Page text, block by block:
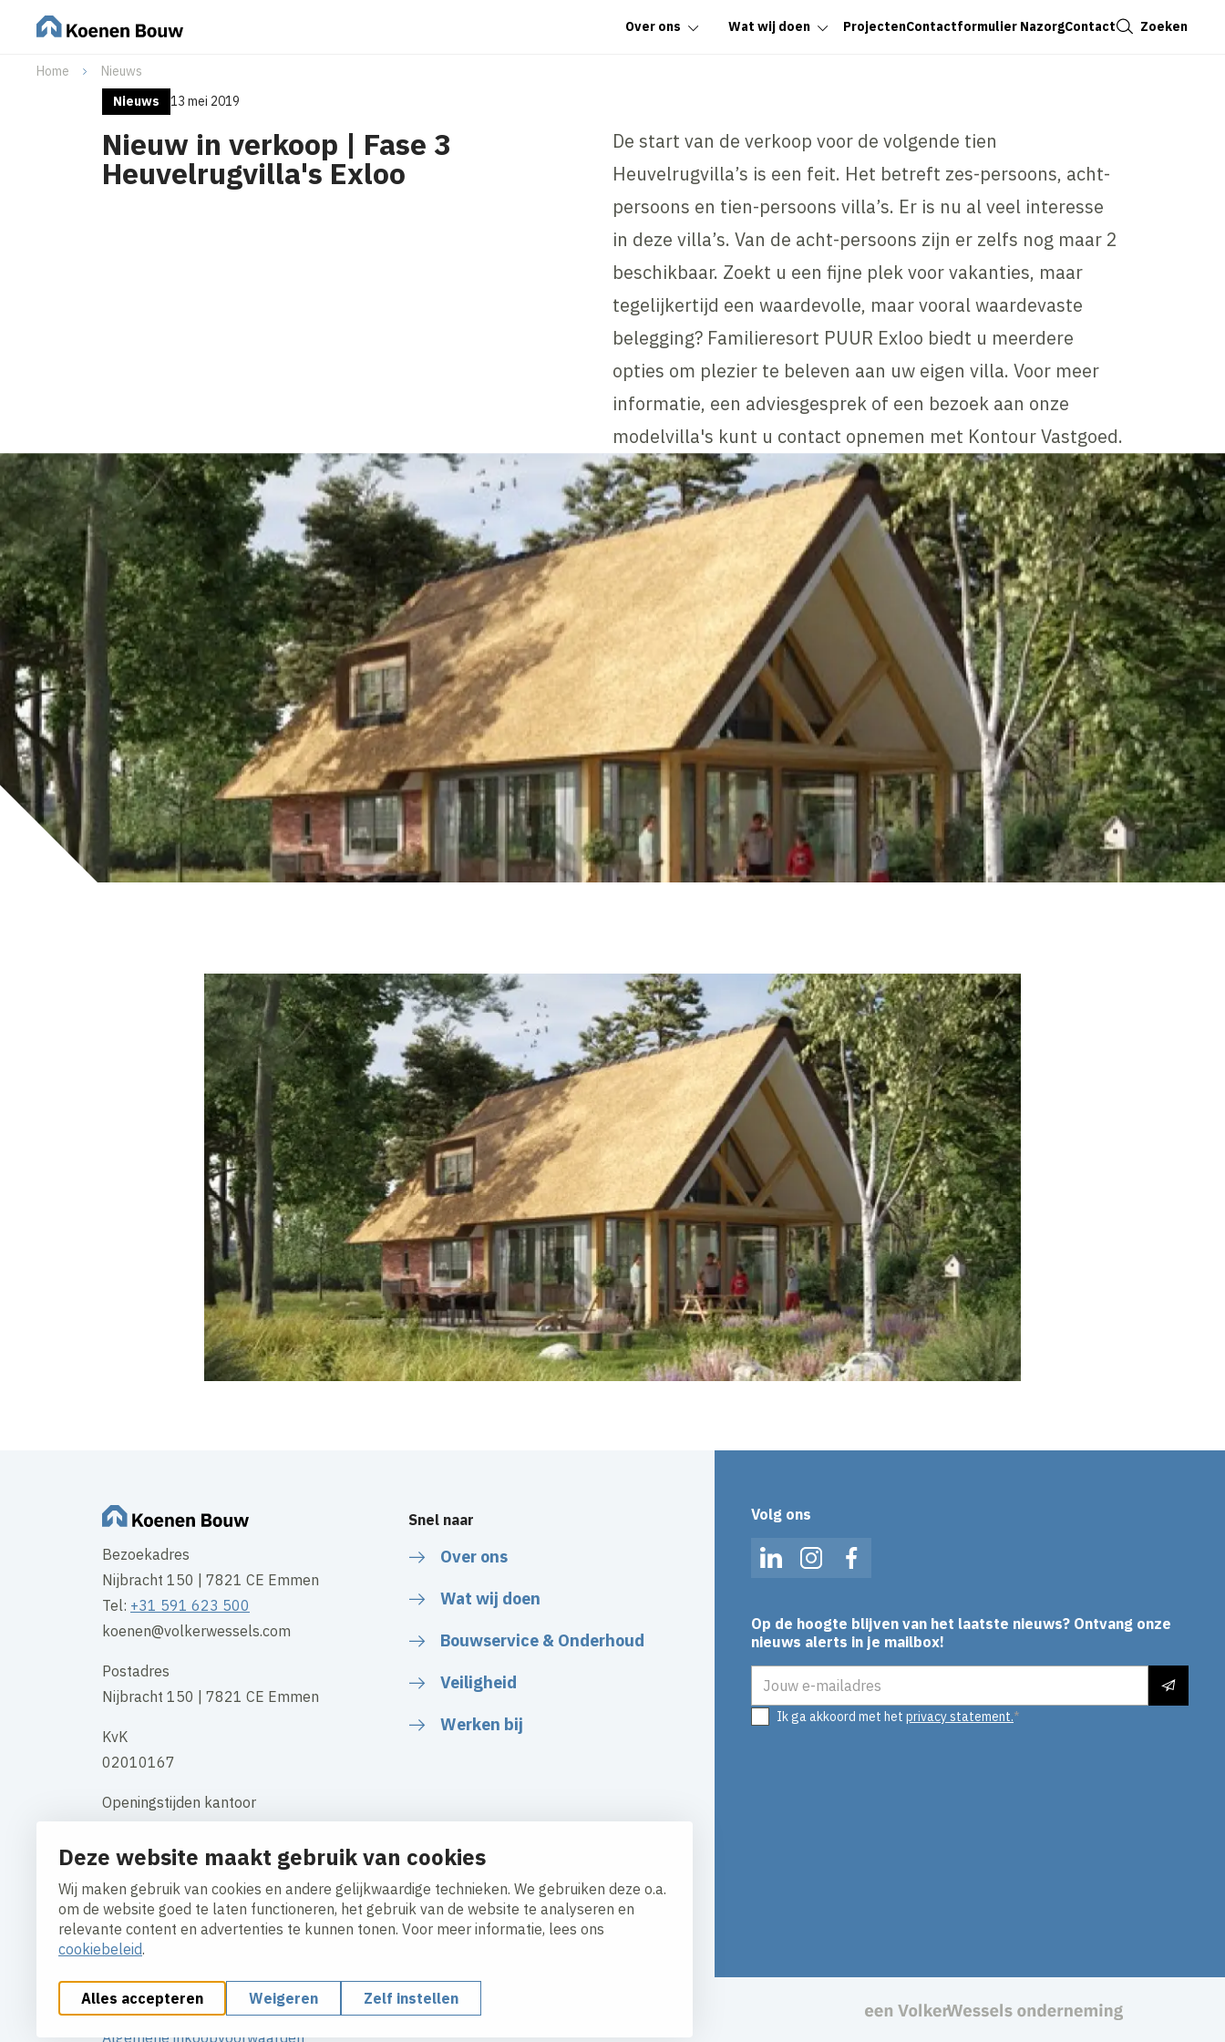
Deze website maakt gebruik van cookies
Wij maken gebruik van cookies en andere gelijkwaardige technieken. We gebruiken deze o.a.
om de website goed te laten functioneren, het gebruik van de website te analyseren en
relevante content en advertenties te kunnen tonen. Voor meer informatie, lees ons
cookiebeleid.
Alles accepteren Weigeren Zelf instellen
Over ons Wat wij doen ProjectenContactformulier NazorgContact Zoeken
Home
Nieuws
Nieuws
13 mei 2019
Nieuw in verkoop | Fase 3
Heuvelrugvilla's Exloo
De start van de verkoop voor de volgende tien
Heuvelrugvilla’s is een feit. Het betreft zes-persoons, acht-
persoons en tien-persoons villa’s. Er is nu al veel interesse
in deze villa’s. Van de acht-persoons zijn er zelfs nog maar 2
beschikbaar. Zoekt u een fijne plek voor vakanties, maar
tegelijkertijd een waardevolle, maar vooral waardevaste
belegging? Familieresort PUUR Exloo biedt u meerdere
opties om plezier te beleven aan uw eigen villa. Voor meer
informatie, een adviesgesprek of een bezoek aan onze
modelvilla's kunt u contact opnemen met Kontour Vastgoed.
Bezoekadres
Nijbracht 150 | 7821 CE Emmen
Tel: +31 591 623 500
koenen@volkerwessels.com
Postadres
Nijbracht 150 | 7821 CE Emmen
KvK
02010167
Openingstijden kantoor
uur
Contact
Snel naar
Over ons
Wat wij doen
Bouwservice & Onderhoud
Veiligheid
Werken bij
Volg ons
LinkedInInstagramFacebook
Op de hoogte blijven van het laatste nieuws? Ontvang onze
nieuws alerts in je mailbox!
Ik ga akkoord met het privacy statement.
Cookies aanpassenCookiebeleidPrivacy policyResponsible disclosure
Algemene inkoopvoorwaarden
Sluiten